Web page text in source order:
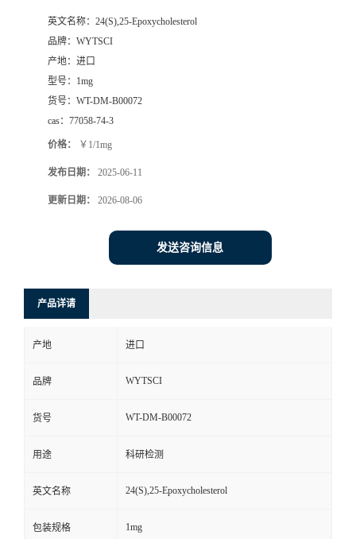
英文名称： 24(S),25-Epoxycholesterol
品牌： WYTSCI
产地： 进口
型号： 1mg
货号： WT-DM-B00072
cas： 77058-74-3
价格： ￥1/1mg
发布日期： 2025-06-11
更新日期： 2026-08-06
发送咨询信息
产品详请
产地 进口
品牌 WYTSCI
货号 WT-DM-B00072
用途 科研检测
英文名称 24(S),25-Epoxycholesterol
包装规格 1mg